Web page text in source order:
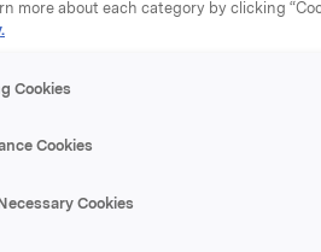
Relations i
er utnevnt til Senior Vice
i Orkla Confectionery & Snacks
har siden 2014 vært Chief
more about each category by clicking
Cookies
Cookies
Cookies